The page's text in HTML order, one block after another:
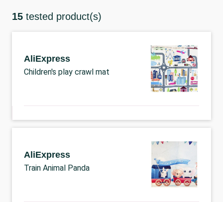
15 tested product(s)
AliExpress
Children's play crawl mat
AliExpress
Train Animal Panda